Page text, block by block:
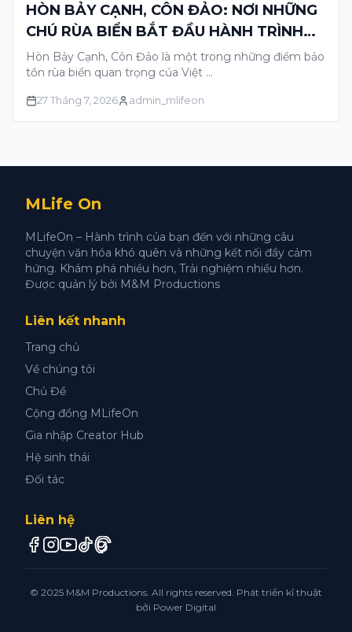
HÒN BẢY CẠNH, CÔN ĐẢO: NƠI NHỮNG
CHÚ RÙA BIỂN BẮT ĐẦU HÀNH TRÌNH
TRỞ VỀ BIỂN
Hòn Bảy Cạnh, Côn Đảo là một trong những điểm bảo
tồn rùa biển quan trọng của Việt …
27 Tháng 7, 2026 admin_mlifeon
MLife On
MLifeOn – Hành trình của bạn đến với những câu
chuyện văn hóa khó quên và những kết nối đầy cảm
hứng. Khám phá nhiều hơn, Trải nghiệm nhiều hơn.
Được quản lý bởi M&M Productions
Liên kết nhanh
Trang chủ
Về chúng tôi
Chủ Đề
Cộng đồng MLifeOn
Gia nhập Creator Hub
Hệ sinh thái
Đối tác
Liên hệ
© 2025 M&M Productions. All rights reserved. Phát triển kĩ thuật
bởi Power Digital